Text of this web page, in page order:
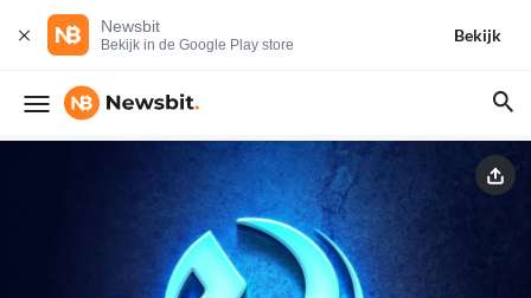
Newsbit
Bekijk in de Google Play store
Bekijk